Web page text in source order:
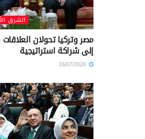
الشرق
مصر وتركيا تحولان العلاقات
إلى شراكة استراتيجية